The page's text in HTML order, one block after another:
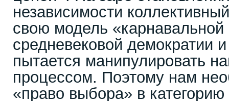
независимости
свою модель «карнавальной
средневековой демократии
пытается манипулировать
процессом. Поэтому нам
«право выбора» в категорию